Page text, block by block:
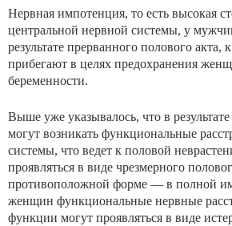
Нервная импотенция, то есть высокая
центральной нервной системы, у
результате прерванного полового акта,
прибегают в целях предохранения
беременности.
Выше уже указывалось, что в
могут возникать функциональные
системы, что ведет к половой
проявляться в виде чрезмерного
противоположной форме — в полной
женщин функциональные нервные
функции могут проявляться в виде